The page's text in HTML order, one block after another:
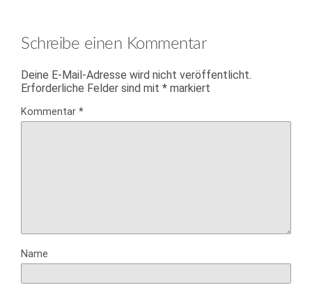
Schreibe einen Kommentar
Deine E-Mail-Adresse wird nicht veröffentlicht.
Erforderliche Felder sind mit * markiert
Kommentar *
Name